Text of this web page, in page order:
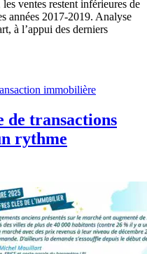
ventes restent inférieures de
années 2017-2019. Analyse
à l’appui des derniers
immobilière
transactions
rythme